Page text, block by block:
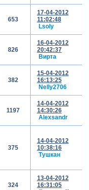
653
17-04-2012
11:02:48
Lsoly
826
16-04-2012
20:42:37
Вирта
382
15-04-2012
16:13:25
Nelly2706
1197
14-04-2012
14:30:26
Alexsandr
375
14-04-2012
10:38:16
Тушкан
324
13-04-2012
16:31:05